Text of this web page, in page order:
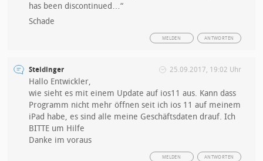
has been discontinued…“
Schade
ANTWORTEN
MELDEN
Steidinger 25.09.2017, 19:02 Uhr
Hallo Entwickler,
wie sieht es mit einem Update auf ios11 aus. Kann dass
Programm nicht mehr öffnen seit ich ios 11 auf meinem
iPad habe, es sind alle meine Geschäftsdaten drauf. Ich
BITTE um Hilfe
Danke im voraus
ANTWORTEN
MELDEN